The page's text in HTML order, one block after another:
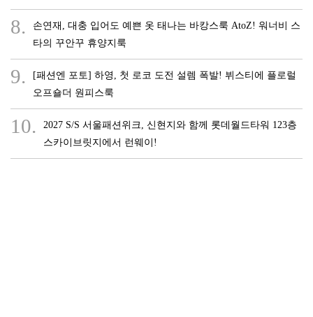
8.
손연재, 대충 입어도 예쁜 옷 태나는 바캉스룩 AtoZ! 워너비 스
타의 꾸안꾸 휴양지룩
9.
[패션엔 포토] 하영, 첫 로코 도전 설렘 폭발! 뷔스티에 플로럴
오프숄더 원피스룩
10.
2027 S/S 서울패션위크, 신현지와 함께 롯데월드타워 123층
스카이브릿지에서 런웨이!